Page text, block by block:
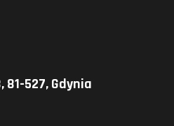
81-527, Gdynia